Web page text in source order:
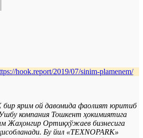
hook.report/2019/07/sinim-plamenem/
ярим ой давомида фаолият юритиб
компания Тошкент ҳокимиятига
Жаҳонгир Ортиқхўжаев бизнесига
Бу йил «TEXNOPARK»